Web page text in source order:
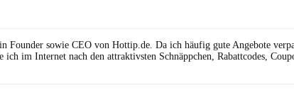
Founder sowie CEO von Hottip.de. Da ich häufig gute Angebote
ich im Internet nach den attraktivsten Schnäppchen, Rabattcodes,